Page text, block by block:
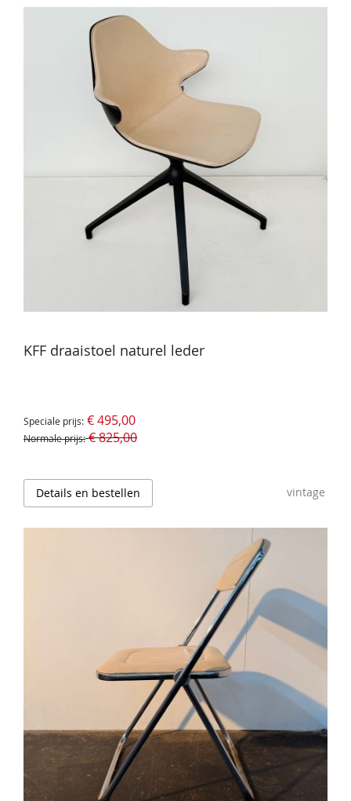
KFF draaistoel naturel leder
Speciale prijs € 495,00
Normale prijs € 825,00
Details en bestellen vintage